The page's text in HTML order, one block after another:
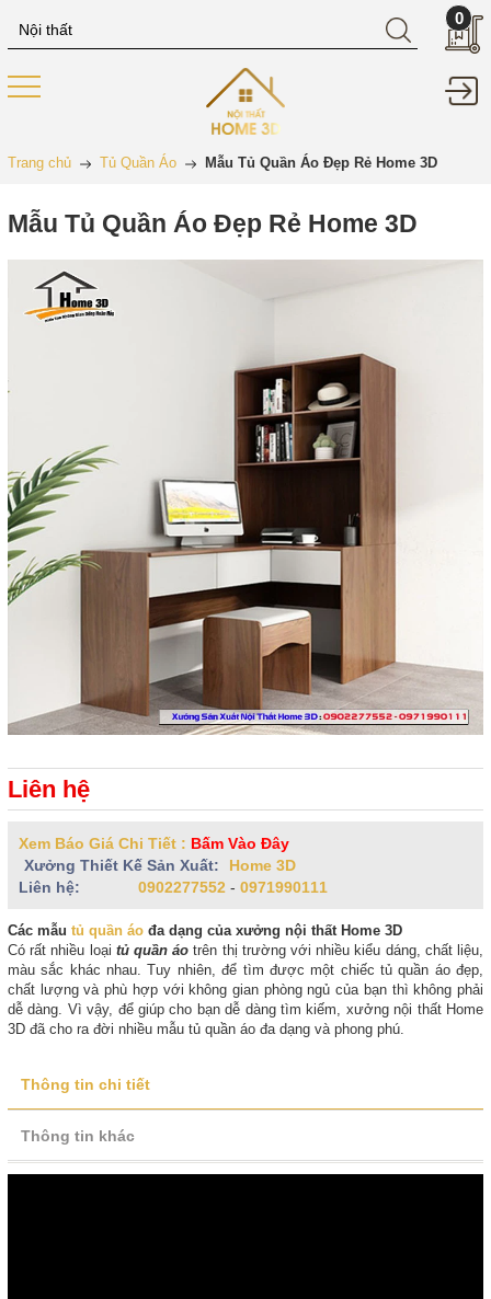
0
Trang chủ Tủ Quần Áo Mẫu Tủ Quần Áo Đẹp Rẻ Home 3D
Mẫu Tủ Quần Áo Đẹp Rẻ Home 3D
Liên hệ
Xem Báo Giá Chi Tiết : Bấm Vào Đây
Xưởng Thiết Kế Sản Xuất:
Home 3D
Liên hệ:
0902277552 - 0971990111
Các mẫu tủ quần áo đa dạng của xưởng nội thất Home 3D
Có rất nhiều loại tủ quần áo trên thị trường với nhiều kiểu dáng, chất liệu,
màu sắc khác nhau. Tuy nhiên, để tìm được một chiếc tủ quần áo đẹp,
chất lượng và phù hợp với không gian phòng ngủ của bạn thì không phải
dễ dàng. Vì vậy, để giúp cho bạn dễ dàng tìm kiếm, xưởng nội thất Home
3D đã cho ra đời nhiều mẫu tủ quần áo đa dạng và phong phú.
Thông tin chi tiết
Thông tin khác